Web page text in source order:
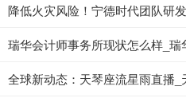
降低火灾风险！宁德时代团队研
瑞华会计师事务所现状怎么样_
全球新动态：天琴座流星雨直播_